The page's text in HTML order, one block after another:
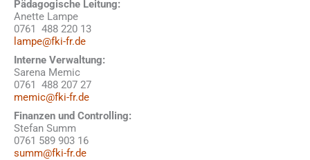
Pädagogische Leitung:
Anette Lampe
0761 488 220 13
lampe@fki-fr.de
Interne Verwaltung:
Sarena Memic
0761 488 207 27
memic@fki-fr.de
Finanzen und Controlling:
Stefan Summ
0761 589 903 16
summ@fki-fr.de